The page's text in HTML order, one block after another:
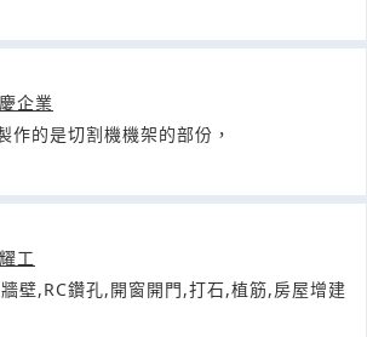
企業
我們家製作的是切割機機架的部份，
工
壁,RC鑽孔,開窗開門,打石,植筋,房屋增建